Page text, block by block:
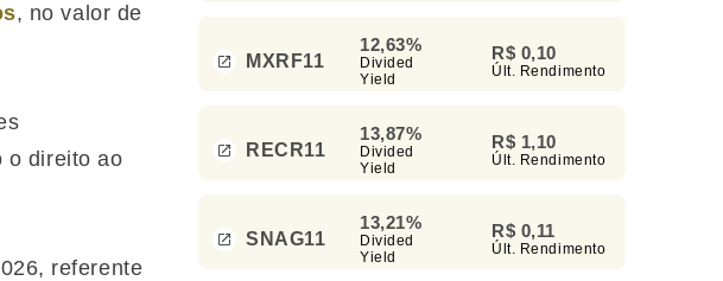
, no valor de
o direito ao
referente
MXRF11
12,63%
Divided
Yield
R$ 0,10
Últ. Rendimento
RECR11
13,87%
Divided
Yield
R$ 1,10
Últ. Rendimento
SNAG11
13,21%
Divided
Yield
R$ 0,11
Últ. Rendimento